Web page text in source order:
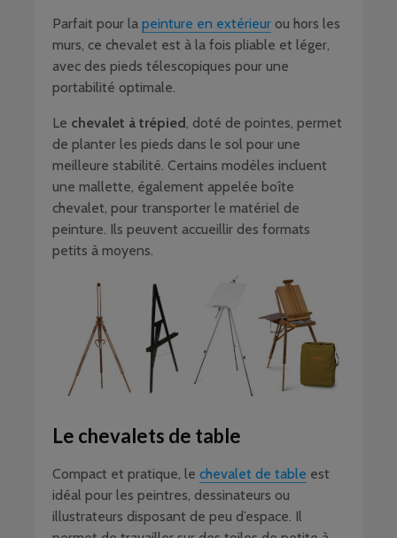
Parfait pour la peinture en extérieur ou hors les
murs, ce chevalet est à la fois pliable et léger,
avec des pieds télescopiques pour une
portabilité optimale.
Le chevalet à trépied, doté de pointes, permet
de planter les pieds dans le sol pour une
meilleure stabilité. Certains modèles incluent
une mallette, également appelée boîte
chevalet, pour transporter le matériel de
peinture. Ils peuvent accueillir des formats
petits à moyens.
Le chevalets de table
Compact et pratique, le chevalet de table est
idéal pour les peintres, dessinateurs ou
illustrateurs disposant de peu d’espace. Il